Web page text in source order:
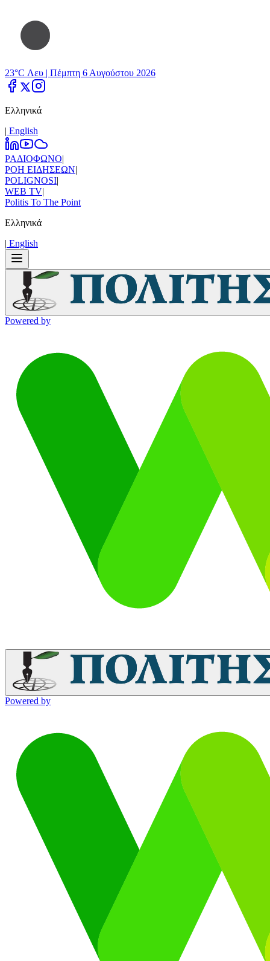
23°C Λευ | Πέμπτη 6 Αυγούστου 2026
Ελληνικά
| Εnglish
ΡΑΔΙΟΦΩΝΟ|
ΡΟΗ ΕΙΔΗΣΕΩΝ|
POLIGNOSI|
WEB TV|
Politis To The Point
Ελληνικά
| Εnglish
Powered by
Powered by